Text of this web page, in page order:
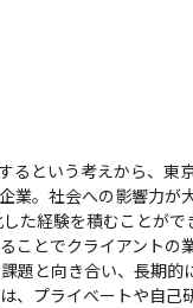
という考えから、東
。社会への影響力が
た経験を積むことがで
とでクライアントの
と向き合い、長期的
プライベートや自